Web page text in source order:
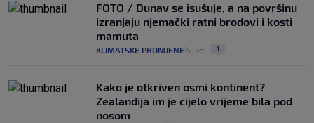
FOTO / Dunav se isušuje, a na površinu
izranjaju njemački ratni brodovi i kosti
mamuta
KLIMATSKE PROMJENE 5. kol. 1
Kako je otkriven osmi kontinent?
Zealandija im je cijelo vrijeme bila pod
nosom